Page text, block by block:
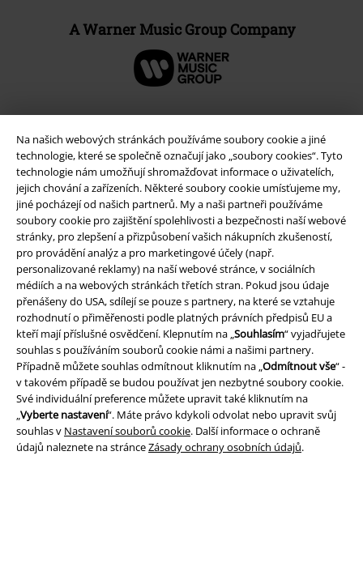
Na našich webových stránkách používáme soubory cookie a jiné
technologie, které se společně označují jako „soubory cookies“. Tyto
technologie nám umožňují shromažďovat informace o uživatelích,
jejich chování a zařízeních. Některé soubory cookie umísťujeme my,
jiné pocházejí od našich partnerů. My a naši partneři používáme
soubory cookie pro zajištění spolehlivosti a bezpečnosti naší webové
stránky, pro zlepšení a přizpůsobení vašich nákupních zkušeností,
pro provádění analýz a pro marketingové účely (např.
personalizované reklamy) na naší webové stránce, v sociálních
médiích a na webových stránkách třetích stran. Pokud jsou údaje
přenášeny do USA, sdílejí se pouze s partnery, na které se vztahuje
rozhodnutí o přiměřenosti podle platných právních předpisů EU a
kteří mají příslušné osvědčení. Klepnutím na „Souhlasím“ vyjadřujete
souhlas s používáním souborů cookie námi a našimi partnery.
Případně můžete souhlas odmítnout kliknutím na „Odmítnout vše“ -
v takovém případě se budou používat jen nezbytné soubory cookie.
Své individuální preference můžete upravit také kliknutím na
„Vyberte nastavení“. Máte právo kdykoli odvolat nebo upravit svůj
souhlas v Nastavení souborů cookie. Další informace o ochraně
údajů naleznete na stránceZásady ochrany osobních údajů.
A Warner Music Group Company
Právní informace
Podmínky
Prohlášení
Ochrana osobních údajů
Likvidace odpadu a ochrana životního prostředí
Prohlášení o shodě